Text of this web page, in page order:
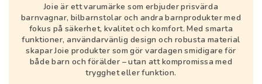
Joie är ett varumärke som erbjuder prisvärda
barnvagnar, bilbarnstolar och andra barnprodukter med
fokus på säkerhet, kvalitet och komfort. Med smarta
funktioner, användarvänlig design och robusta material
skapar Joie produkter som gör vardagen smidigare för
både barn och förälder – utan att kompromissa med
trygghet eller funktion.